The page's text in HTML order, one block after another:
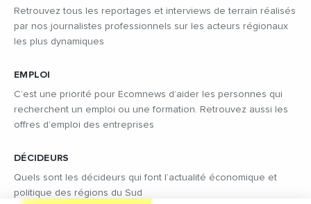
Retrouvez tous les reportages et interviews de terrain réalisés
par nos journalistes professionnels sur les acteurs régionaux
les plus dynamiques
EMPLOI
C’est une priorité pour Ecomnews d’aider les personnes qui
recherchent un emploi ou une formation. Retrouvez aussi les
offres d’emploi des entreprises
DÉCIDEURS
Quels sont les décideurs qui font l’actualité économique et
politique des régions du Sud